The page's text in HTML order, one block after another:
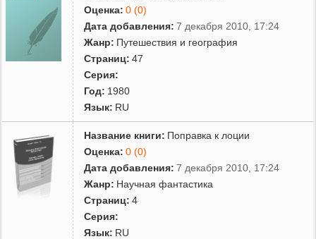
Оценка: 0 (0)
Дата добавления: 7 декабря 2010, 17:24
Жанр: Путешествия и география
Страниц: 47
Серия:
Год: 1980
Язык: RU
Название книги: Поправка к лоции
Оценка: 0 (0)
Дата добавления: 7 декабря 2010, 17:24
Жанр: Научная фантастика
Страниц: 4
Серия:
Язык: RU